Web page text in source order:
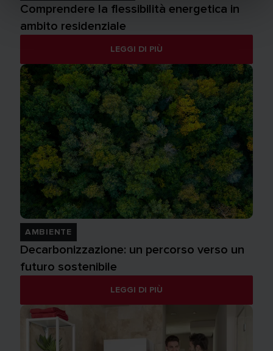
Comprendere la flessibilità energetica in
ambito residenziale
LEGGI DI PIÙ
AMBIENTE
Decarbonizzazione: un percorso verso un
futuro sostenibile
LEGGI DI PIÙ